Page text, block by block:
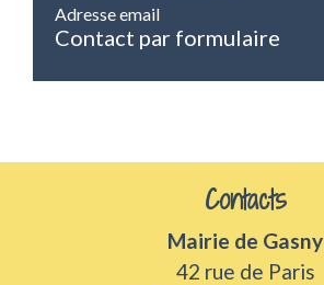
Adresse email
Contact par formulaire
Contacts
Mairie de Gasny
42 rue de Paris